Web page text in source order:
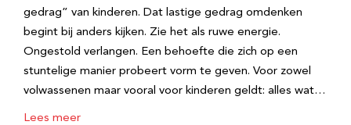
gedrag” van kinderen. Dat lastige gedrag omdenken
begint bij anders kijken. Zie het als ruwe energie.
Ongestold verlangen. Een behoefte die zich op een
stuntelige manier probeert vorm te geven. Voor zowel
volwassenen maar vooral voor kinderen geldt: alles wat…
Lees meer